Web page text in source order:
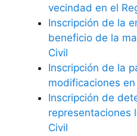
vecindad en el
Inscripción de la
beneficio de la
Civil
Inscripción de la
modificaciones
Inscripción de
representaciones
Civil